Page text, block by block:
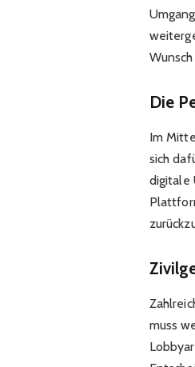
Die
Im
sich
digitale
muss